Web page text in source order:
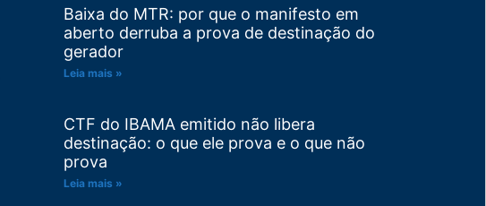
Baixa do MTR: por que o manifesto em
aberto derruba a prova de destinação do
gerador
Leia mais »
CTF do IBAMA emitido não libera
destinação: o que ele prova e o que não
prova
Leia mais »